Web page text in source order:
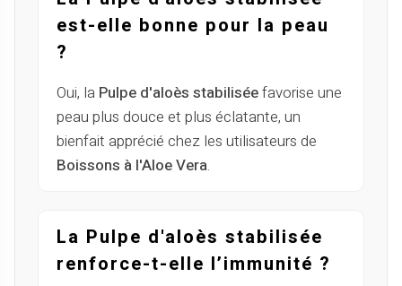
est-elle bonne pour la peau
?
Oui, la Pulpe d'aloès stabiliséefavorise une
peau plus douce et plus éclatante, un
bienfait apprécié chez les utilisateurs de
Boissons à l'Aloe Vera.
La Pulpe d'aloès stabilisée
renforce-t-elle l’immunité ?